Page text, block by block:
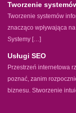
Tworzenie
Tworzenie systemów
znacząco wpływająca
Systemy […]
Usługi SEO
Przestrzeń internetowa
poznać, zanim
biznesu. Stworzenie